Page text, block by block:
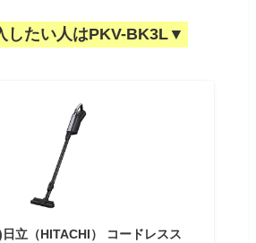
したい人はPKV-BK3L▼
立（HITACHI） コードレスス